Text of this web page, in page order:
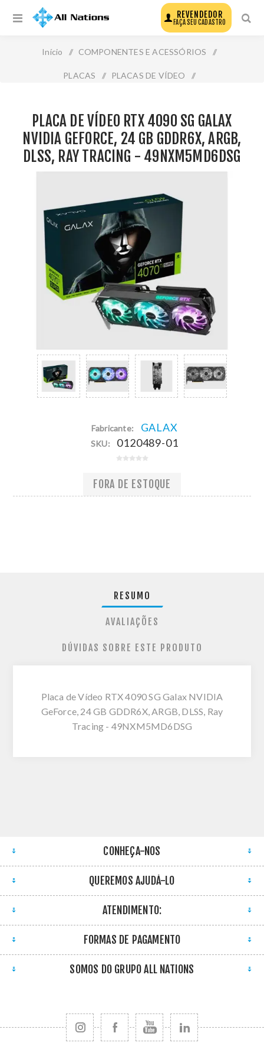
REVENDEDOR
FAÇA SEU CADASTRO
Início / COMPONENTES E ACESSÓRIOS /
PLACAS / PLACAS DE VÍDEO /
Gddr6x, Argb, Dlss, Ray Tracing - 49nxm5md6dsg
PLACA DE VÍDEO RTX 4090 SG GALAX
NVIDIA GEFORCE, 24 GB GDDR6X, ARGB,
DLSS, RAY TRACING - 49NXM5MD6DSG
Fabricante: GALAX
SKU: 0120489-01
FORA DE ESTOQUE
RESUMO
AVALIAÇÕES
DÚVIDAS SOBRE ESTE PRODUTO
Placa de Vídeo RTX 4090 SG Galax NVIDIA
GeForce, 24 GB GDDR6X, ARGB, DLSS, Ray
Tracing - 49NXM5MD6DSG
CONHEÇA-NOS
QUEREMOS AJUDÁ-LO
ATENDIMENTO:
FORMAS DE PAGAMENTO
SOMOS DO GRUPO ALL NATIONS